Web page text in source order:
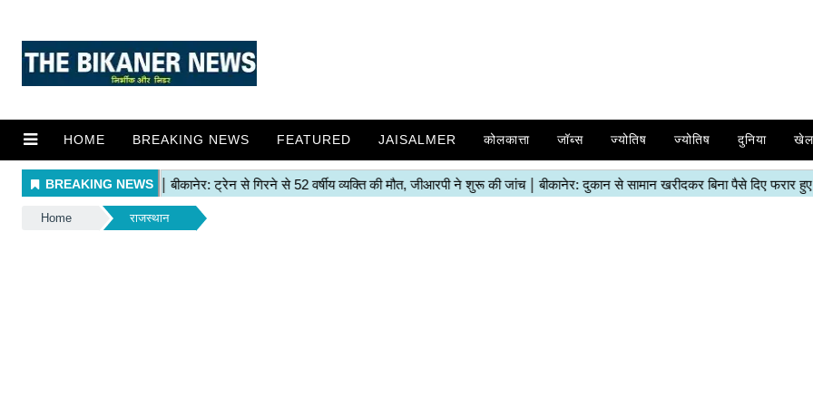
HOME BREAKING NEWS FEATURED JAISALMER कोलकात्ता जॉब्स ज्योतिष ज्योतिष दुनिया खेल
Home राजस्थान